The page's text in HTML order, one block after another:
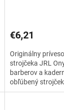
€6,21
Originálny
strojčeka JRL
barberov a
obľúbený